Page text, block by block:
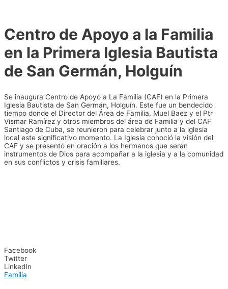
Centro de Apoyo a la Familia
en la Primera Iglesia Bautista
de San Germán, Holguín
Se inaugura Centro de Apoyo a La Familia (CAF) en la Primera
Iglesia Bautista de San Germán, Holguín. Este fue un bendecido
tiempo donde el Director del Área de Familia, Muel Baez y el Ptr
Vismar Ramírez y otros miembros del área de Familia y del CAF
Santiago de Cuba, se reunieron para celebrar junto a la iglesia
local este significativo momento. La Iglesia conoció la visión del
CAF y se presentó en oración a los hermanos que serán
instrumentos de Dios para acompañar a la iglesia y a la comunidad
en sus conflictos y crisis familiares.
Facebook
Twitter
LinkedIn
Familia